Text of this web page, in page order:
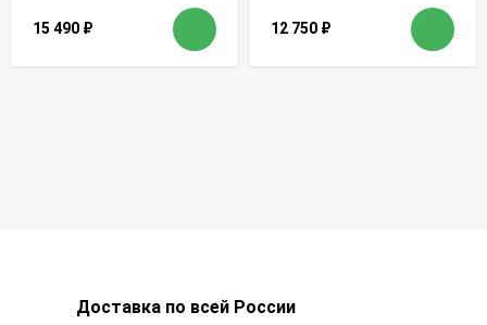
15 490 ₽ 12 750 ₽
Доставка по всей России